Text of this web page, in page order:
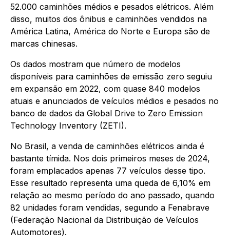
52.000 caminhões médios e pesados elétricos. Além
disso, muitos dos ônibus e caminhões vendidos na
América Latina, América do Norte e Europa são de
marcas chinesas.
Os dados mostram que número de modelos
disponíveis para caminhões de emissão zero seguiu
em expansão em 2022, com quase 840 modelos
atuais e anunciados de veículos médios e pesados no
banco de dados da Global Drive to Zero Emission
Technology Inventory (ZETI).
No Brasil, a venda de caminhões elétricos ainda é
bastante tímida. Nos dois primeiros meses de 2024,
foram emplacados apenas 77 veículos desse tipo.
Esse resultado representa uma queda de 6,10% em
relação ao mesmo período do ano passado, quando
82 unidades foram vendidas, segundo a Fenabrave
(Federação Nacional da Distribuição de Veículos
Automotores).